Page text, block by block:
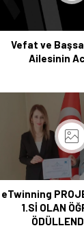
Vefat ve
Ailesinin
eTwinning
1.Sİ OLAN